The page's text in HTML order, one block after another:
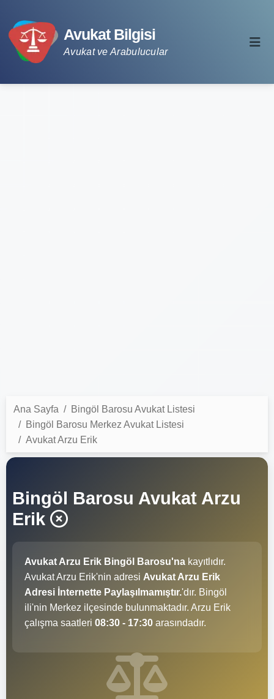
Avukat Bilgisi
Avukat ve Arabulucular
Ana Sayfa
Bingöl Barosu Avukat Listesi
Bingöl Barosu Merkez Avukat Listesi
Avukat Arzu Erik
Bingöl Barosu Avukat Arzu
Erik
Avukat Arzu Erik Bingöl Barosu'na kayıtlıdır.
Avukat Arzu Erik'nin adresi Avukat Arzu Erik
Adresi İnternette Paylaşılmamıştır.'dır. Bingöl
ili'nin Merkez ilçesinde bulunmaktadır. Arzu Erik
çalışma saatleri 08:30 - 17:30 arasındadır.